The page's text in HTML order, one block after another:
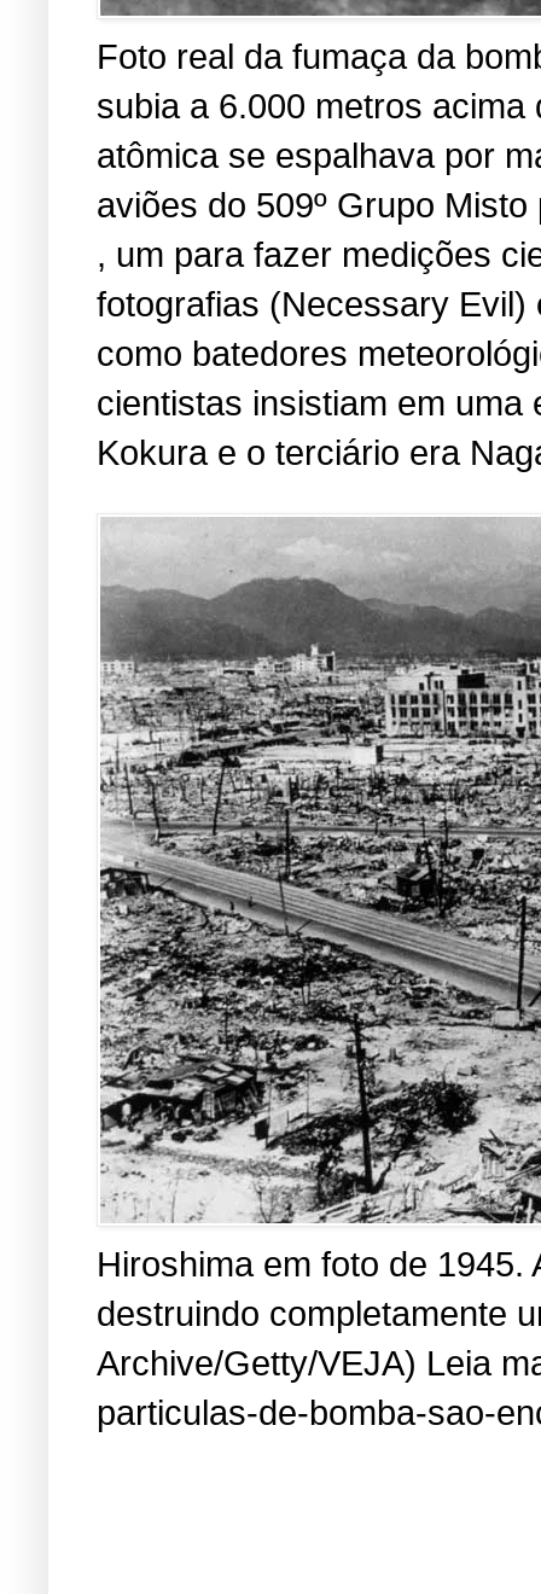
Foto real da fumaça da
subia a 6.000 metros
atômica se espalhava por
aviões do 509º Grupo
, um para fazer medições
fotografias (Necessary
como batedores
cientistas insistiam em
Kokura e o terciário era
Hiroshima em foto de
destruindo completamente
Archive/Getty/VEJA) Leia
particulas-de-bomba-sao-